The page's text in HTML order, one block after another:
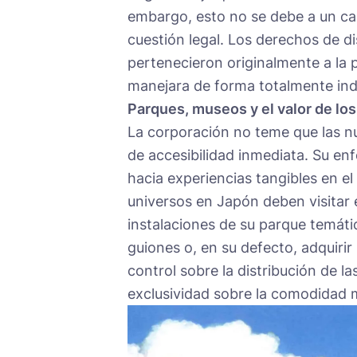
embargo, esto no se debe a un
cuestión legal. Los derechos de
pertenecieron originalmente a la
manejara de forma totalmente
Parques, museos y el valor de
La corporación no teme que las
de accesibilidad inmediata. Su
hacia experiencias tangibles en
universos en Japón deben
instalaciones de su parque
guiones o, en su defecto,
control sobre la distribución de
exclusividad sobre la comodidad